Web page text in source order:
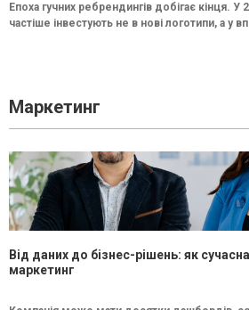
Епоха гучних ребрендингів добігає кінця.
частіше інвестують не в нові логотипи, а у
Маркетинг
Від даних до бізнес-рішень: як
маркетинг